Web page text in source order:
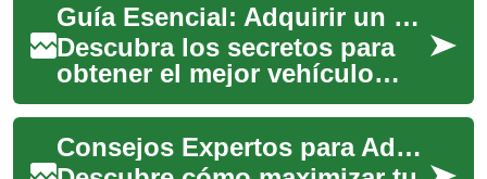
Guía Esencial: Adquirir un Coche de Segunda Mano con Éxito
Descubra los secretos para
obtener el mejor vehículo
usado sin comprometer su
bolsillo ni seguridad. Esta
guía comple...
Consejos Expertos para Adquirir un Coche de Segunda Mano